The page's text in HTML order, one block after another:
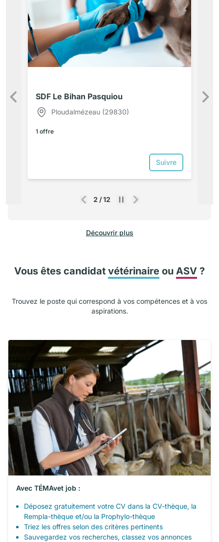
SDF Le Bihan Pasquiou
Ploudalmézeau (29830)
1 offre
Suivre
2 /12
Précédent
Découvrir plus
Vous êtes candidat vétérinaire ou ASV ?
Trouvez le poste qui correspond à vos compétences et à vos
aspirations.
Avec TÉMAvet job :
Déposez gratuitement votre CV dans la CV-thèque, la
Rempla-thèque et/ou la Prophylo-thèque
Triez les offres selon des critères pertinents
Sauvegardez vos recherches, classez vos annonces